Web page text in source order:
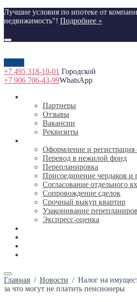
Лучшие условия по ипотеке от
недвижимость"! Подробнее »
Меню
+7 495 318-10-01 Городской
+7 906 706-43-99WhatsApp
Партнеры
Отзывы
Вакансии
Реквизиты
Оформление и регистрация
Перевод в нежилой фонд
Перепланировка
Присоединение чердаков и
Согласование отдельного
Сопровождение сделок
Срочный выкуп квартир
Узаконивание
Экспресс-оценка
Главная / Новости / Налог на
за что могут не платить пенсионеры